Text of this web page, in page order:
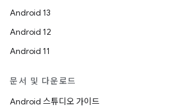
Android 13
Android 12
Android 11
문서 및 다운로드
Android 스튜디오 가이드